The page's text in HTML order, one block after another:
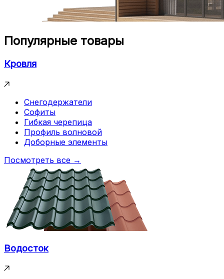
Популярные товары
Кровля
Снегодержатели
Софиты
Гибкая черепица
Профиль волновой
Доборные элементы
Посмотреть все →
Водосток